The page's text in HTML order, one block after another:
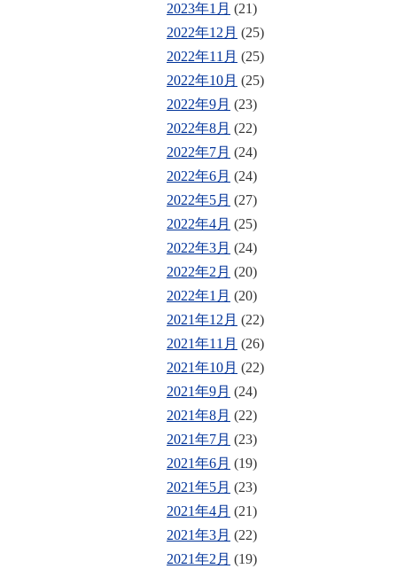
2023年1月 (21)
2022年12月 (25)
2022年11月 (25)
2022年10月 (25)
2022年9月 (23)
2022年8月 (22)
2022年7月 (24)
2022年6月 (24)
2022年5月 (27)
2022年4月 (25)
2022年3月 (24)
2022年2月 (20)
2022年1月 (20)
2021年12月 (22)
2021年11月 (26)
2021年10月 (22)
2021年9月 (24)
2021年8月 (22)
2021年7月 (23)
2021年6月 (19)
2021年5月 (23)
2021年4月 (21)
2021年3月 (22)
2021年2月 (19)